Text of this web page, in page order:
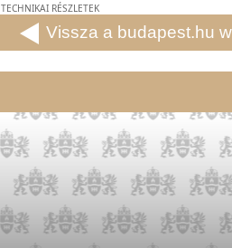
TECHNIKAI RÉSZLETEK
Vissza a budapest.hu